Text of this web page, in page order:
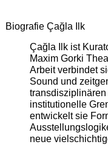
Biografie Çağla Ilk
Çağla Ilk ist
Maxim Gorki
Arbeit verbindet
Sound und
institutionelle
entwickelt sie
neue